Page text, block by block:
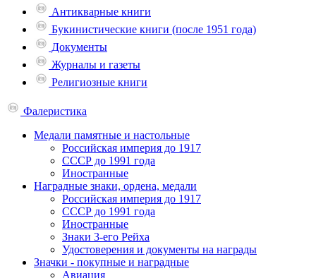
Антикварные книги
Букинистические книги (после 1951 года)
Документы
Журналы и газеты
Религиозные книги
Фалеристика
Медали памятные и настольные
Российская империя до 1917
СССР до 1991 года
Иностранные
Наградные знаки, ордена, медали
Российская империя до 1917
СССР до 1991 года
Иностранные
Знаки 3-его Рейха
Удостоверения и документы на награды
Значки - покупные и наградные
Авиация